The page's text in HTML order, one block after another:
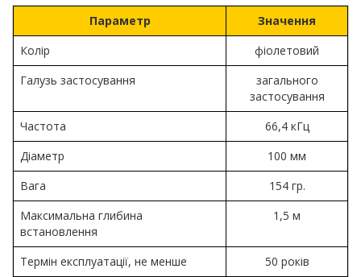
Параметр
Значення
Колір
фіолетовий
Галузь застосування
загального
застосування
Частота
66,4 кГц
Діаметр
100 мм
Вага
154 гр.
Максимальна глибина
встановлення
1,5 м
Термін експлуатації, не менше
50 років